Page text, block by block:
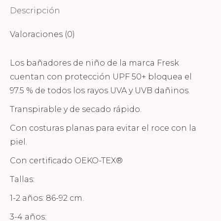
Descripción
Valoraciones (0)
Los bañadores de niño de la marca Fresk
cuentan con protección UPF 50+ bloquea el
97.5 % de todos los rayos UVA y UVB dañinos.
Transpirable y de secado rápido.
Con costuras planas para evitar el roce con la
piel.
Con certificado OEKO-TEX®
Tallas:
1-2 años: 86-92 cm.
3-4 años: